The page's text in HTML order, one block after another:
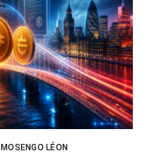
MOSENGO LÉON